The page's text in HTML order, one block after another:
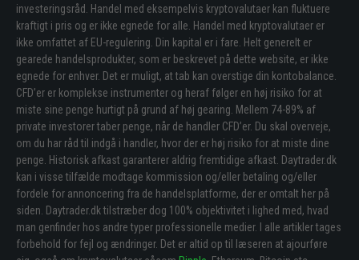
investeringsråd. Handel med eksempelvis kryptovalutaer kan fluktuere
kraftigt i pris og er ikke egnede for alle. Handel med kryptovalutaer er
ikke omfattet af EU-regulering. Din kapital er i fare. Helt generelt er
gearede handelsprodukter, som er beskrevet på dette website, er ikke
egnede for enhver. Det er muligt, at tab kan overstige din kontobalance.
CFD’er er komplekse instrumenter og heraf følger en høj risiko for at
miste sine penge hurtigt på grund af høj gearing. Mellem 74-89% af
private investorer taber penge, når de handler CFD’er. Du skal overveje,
om du har råd til indgå i handler, hvor der er høj risiko for at miste dine
penge. Historisk afkast garanterer aldrig fremtidige afkast. Daytrader.dk
kan i visse tilfælde modtage kommission og/eller betaling og/eller
fordele for annoncering fra de handelsplatforme, der er omtalt her på
siden. Daytrader.dk tilstræber dog 100% objektivitet i lighed med, hvad
man genfinder hos andre typer professionelle medier. I alle artikler tages
forbehold for fejl og ændringer. Det er altid op til læseren at ajourføre